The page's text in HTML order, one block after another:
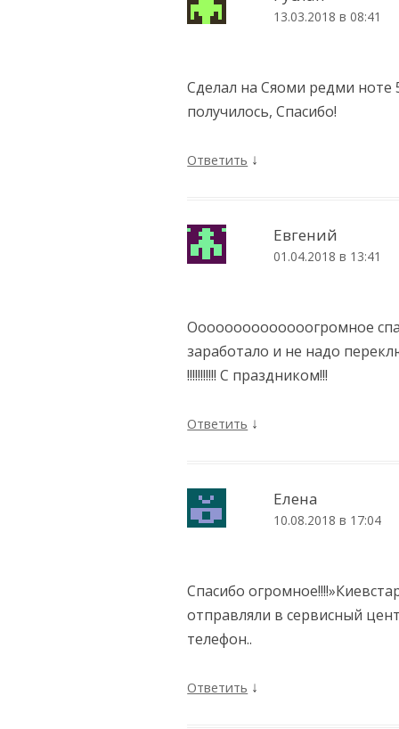
13.03.2018 в 08:41
Сделал на Сяоми редми ноте
получилось, Спасибо!
Ответить ↓
Евгений
01.04.2018 в 13:41
Оооооооооооооогромное
заработало и не надо
!!!!!!!!!!! С праздником!!!
Ответить ↓
Елена
10.08.2018 в 17:04
Спасибо
отправляли в сервисный
телефон..
Ответить ↓